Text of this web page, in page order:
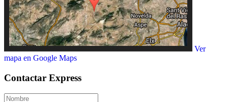
Ver
mapa en Google Maps
Contactar Express